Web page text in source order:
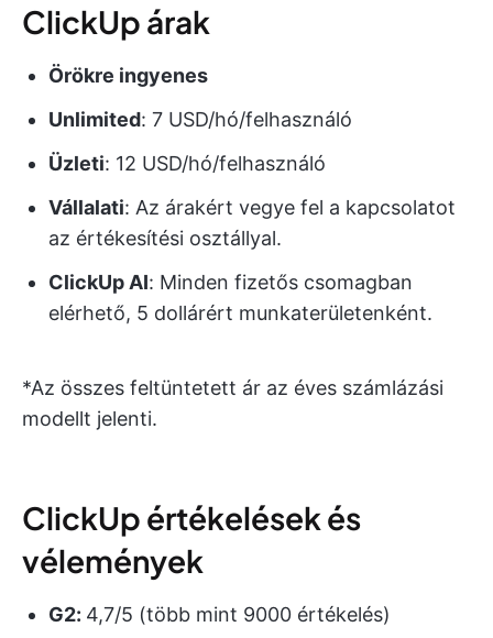
ClickUp árak
Örökre ingyenes
Unlimited: 7 USD/hó/felhasználó
Üzleti: 12 USD/hó/felhasználó
Vállalati: Az árakért vegye fel a kapcsolatot
az értékesítési osztállyal.
ClickUp AI: Minden fizetős csomagban
elérhető, 5 dollárért munkaterületenként.
*Az összes feltüntetett ár az éves számlázási
modellt jelenti.
ClickUp értékelések és
vélemények
G2: 4,7/5 (több mint 9000 értékelés)